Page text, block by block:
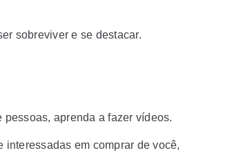
sobreviver e se destacar.
aprenda a fazer vídeos.
em comprar de você,